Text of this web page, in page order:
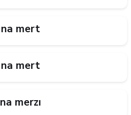
na mert
na mert
na merzı